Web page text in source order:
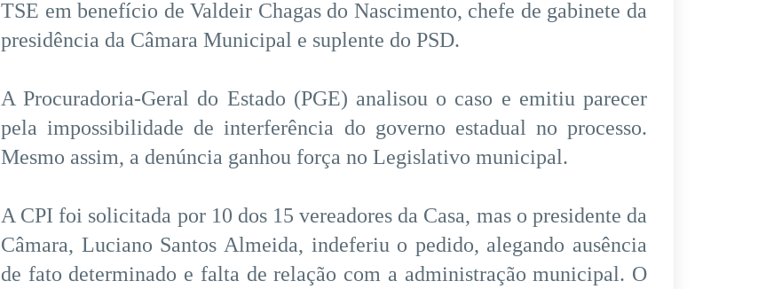
TSE em benefício de Valdeir Chagas do Nascimento, chefe de gabinete da
presidência da Câmara Municipal e suplente do PSD.
A Procuradoria-Geral do Estado (PGE) analisou o caso e emitiu parecer
pela impossibilidade de interferência do governo estadual no processo.
Mesmo assim, a denúncia ganhou força no Legislativo municipal.
A CPI foi solicitada por 10 dos 15 vereadores da Casa, mas o presidente da
Câmara, Luciano Santos Almeida, indeferiu o pedido, alegando ausência
de fato determinado e falta de relação com a administração municipal. O